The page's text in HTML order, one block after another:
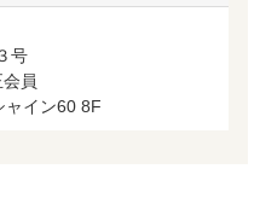
号
員
ャイン60 8F